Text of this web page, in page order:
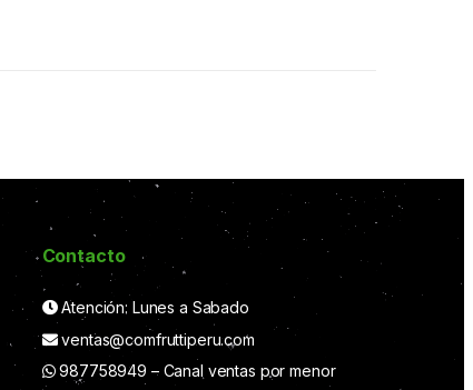
Contacto
Atención: Lunes a Sabado
ventas@comfruttiperu.com
987758949 – Canal ventas por menor